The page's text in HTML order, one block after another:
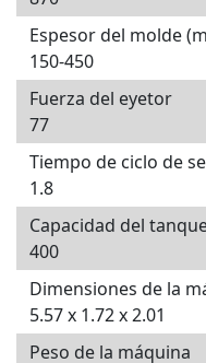
Espesor del molde
150-450
Fuerza del eyetor
77
Tiempo de ciclo de
1.8
Capacidad del
400
Dimensiones de la
5.57 x 1.72 x 2.01
Peso de la máquina